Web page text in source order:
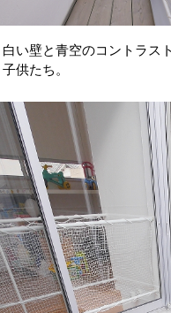
白い壁と青空のコントラス
子供たち。